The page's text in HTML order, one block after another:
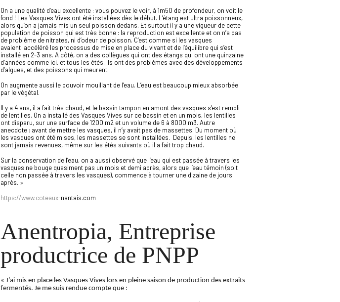
On a une qualité d’eau excellente : vous pouvez le voir, à 1m50 de profondeur, on voit le
fond ! Les Vasques Vives ont été installées dès le début. L’étang est ultra poissonneux,
alors qu’on a jamais mis un seul poisson dedans. Et surtout il y a une vigueur de cette
population de poisson qui est très bonne : la reproduction est excellente et on n’a pas
de problème de nitrates, ni d’odeur de poisson. C’est comme si les vasques
avaient accéléré les processus de mise en place du vivant et de l’équilibre qui s’est
installé en 2-3 ans. A côté, on a des collègues qui ont des étangs qui ont une quinzaine
d’années comme ici, et tous les étés, ils ont des problèmes avec des développements
d’algues, et des poissons qui meurent.
On augmente aussi le pouvoir mouillant de l’eau. L’eau est beaucoup mieux absorbée
par le végétal.
Il y a 4 ans, il a fait très chaud, et le bassin tampon en amont des vasques s’est rempli
de lentilles. On a installé des Vasques Vives sur ce bassin et en un mois, les lentilles
ont disparu, sur une surface de 1200 m2 et un volume de 6 à 8000 m3. Autre
anecdote : avant de mettre les vasques, il n’y avait pas de massettes. Du moment où
les vasques ont été mises, les massettes se sont installées. Depuis, les lentilles ne
sont jamais revenues, même sur les étés suivants où il a fait trop chaud.
Sur la conservation de l’eau, on a aussi observé que l’eau qui est passée à travers les
vasques ne bouge quasiment pas un mois et demi après, alors que l’eau témoin (soit
celle non passée à travers les vasques), commence à tourner une dizaine de jours
après. »
https://www.coteaux-nantais.com
Anentropia, Entreprise
productrice de PNPP
« J’ai mis en place les Vasques Vives lors en pleine saison de production des extraits
fermentés. Je me suis rendue compte que :